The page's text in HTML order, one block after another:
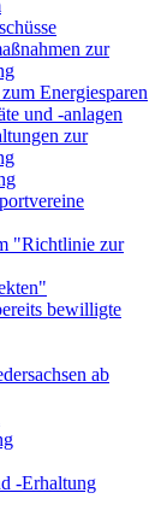
zur
Energiesparen
und -anlagen
zur
"Richtlinie zur
bewilligte
ab
-Erhaltung